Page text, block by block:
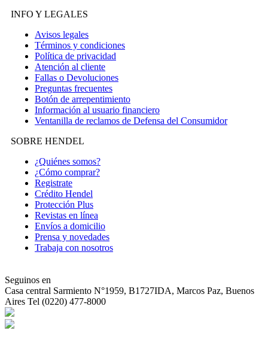
INFO Y LEGALES
Avisos legales
Términos y condiciones
Política de privacidad
Atención al cliente
Fallas o Devoluciones
Preguntas frecuentes
Botón de arrepentimiento
Información al usuario financiero
Ventanilla de reclamos de Defensa del Consumidor
SOBRE HENDEL
¿Quiénes somos?
¿Cómo comprar?
Registrate
Crédito Hendel
Protección Plus
Revistas en línea
Envíos a domicilio
Prensa y novedades
Trabaja con nosotros
Seguinos en
Casa central Sarmiento N°1959, B1727IDA, Marcos Paz, Buenos
Aires Tel (0220) 477-8000